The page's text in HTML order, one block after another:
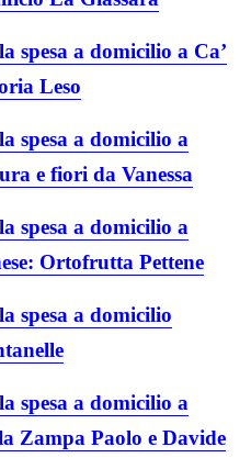
spesa a domicilio a Ca’
Leso
spesa a domicilio a
e fiori da Vanessa
spesa a domicilio a
Ortofrutta Pettene
spesa a domicilio
spesa a domicilio a
Zampa Paolo e Davide